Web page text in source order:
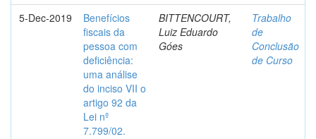
5-Dec-2019
Benefícios
fiscais da
pessoa com
deficiência:
uma análise
do inciso VII o
artigo 92 da
Lei nº
7.799/02.
BITTENCOURT,
Luiz Eduardo
Góes
Trabalho
de
Conclusão
de Curso